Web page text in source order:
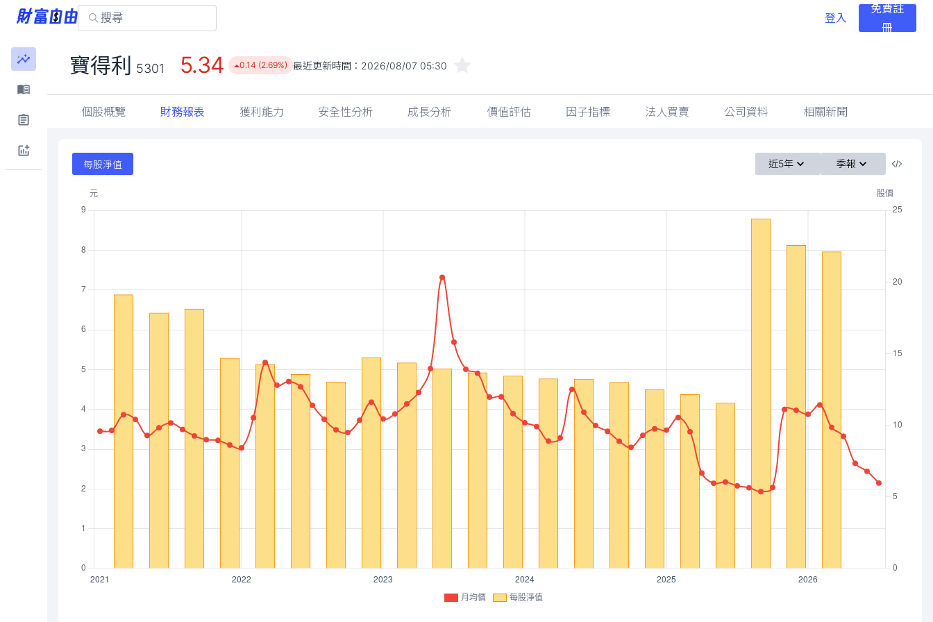
登入
免費註
冊
寶得利 5301 5.34 0.14 (2.69%) 最近更新時間： 2026/08/07 05:30
個股概覽 財務報表 獲利能力 安全性分析 成長分析 價值評估 因子指標 法人買賣 公司資料 相關新聞
每股淨值 近5年 季報
月均價 每股淨值